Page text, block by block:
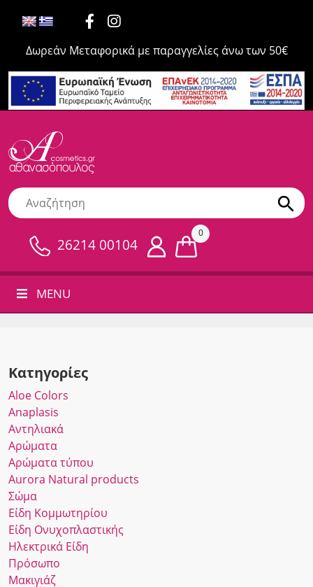
Δωρεάν Μεταφορικά με παραγγελίες άνω των 50€
26214 00104
0
MENU
Κατηγορίες
Αloe Colors
Anaplasis
Αντηλιακά
Αρώματα
Αρώματα τύπου
Αurora Νatural products
Σώμα
Είδη Κομμωτηρίου
Είδη Ονυχοπλαστικής
Ηλεκτρικά Είδη
Πρόσωπο
Μακιγιάζ